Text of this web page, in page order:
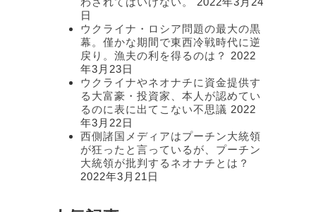
日
ウクライナ・ロシア問題の最大の黒
幕。僅かな期間で東西冷戦時代に逆
戻り。漁夫の利を得るのは？
2022
年3月23日
ウクライナやネオナチに資金提供す
る大富豪・投資家、本人が認めてい
るのに表に出てこない不思議 2022
年3月22日
西側諸国メディアはプーチン大統領
が狂ったと言っているが、プーチン
大統領が批判するネオナチとは？
2022年3月21日